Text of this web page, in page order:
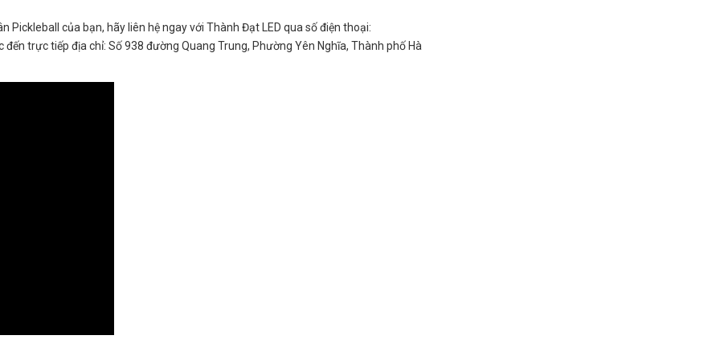
của bạn, hãy liên hệ ngay với Thành Đạt LED qua số điện thoại:
trực tiếp địa chỉ: Số 938 đường Quang Trung, Phường Yên Nghĩa, Thành phố Hà